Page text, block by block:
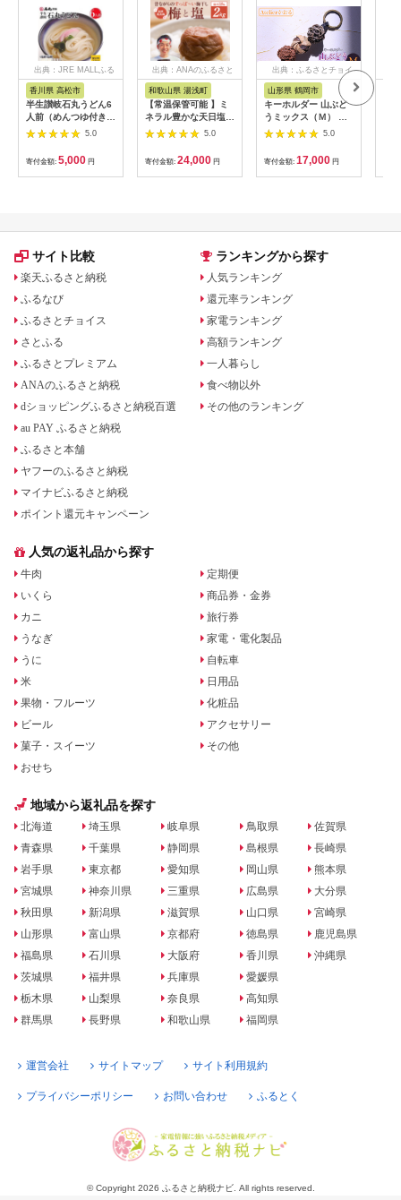
出典：JRE MALLふる
さと納税
香川県 高松市
半生讃岐石丸うどん6
人前（めんつゆ付き）
麺300g×2袋
5.0
寄付金額: 5,000 円
出典：ANAのふるさと
和歌山県 湯浅町
【常温保管可能 】ミ
ネラル豊かな天日塩だ
けで漬けた無添加梅干
し2kg 梅ボーイズ｜
B201_EP6024
5.0
寄付金額: 24,000 円
出典：ふるさとチョイ
山形県 鶴岡市
キーホルダー 山ぶど
うミックス（Ｍ） 山
形県鶴岡市 アトリエ
かおる | 山葡萄 雑貨
キーホルダー ギフト
贈り物 お取り寄せ 返
礼品
5.0
寄付金額: 17,000 円
サイト比較
楽天ふるさと納税
ふるなび
ふるさとチョイス
さとふる
ふるさとプレミアム
ANAのふるさと納税
dショッピングふるさと納税百選
au PAY ふるさと納税
ふるさと本舗
ヤフーのふるさと納税
マイナビふるさと納税
ポイント還元キャンペーン
ランキングから探す
人気ランキング
還元率ランキング
家電ランキング
高額ランキング
一人暮らし
食べ物以外
その他のランキング
人気の返礼品から探す
牛肉
いくら
カニ
うなぎ
うに
米
果物・フルーツ
ビール
菓子・スイーツ
おせち
定期便
商品券・金券
旅行券
家電・電化製品
自転車
日用品
化粧品
アクセサリー
その他
地域から返礼品を探す
北海道
青森県
岩手県
宮城県
秋田県
山形県
福島県
茨城県
栃木県
群馬県
埼玉県
千葉県
東京都
神奈川県
新潟県
富山県
石川県
福井県
山梨県
長野県
岐阜県
静岡県
愛知県
三重県
滋賀県
京都府
大阪府
兵庫県
奈良県
和歌山県
鳥取県
島根県
岡山県
広島県
山口県
徳島県
香川県
愛媛県
高知県
福岡県
佐賀県
長崎県
熊本県
大分県
宮崎県
鹿児島県
沖縄県
運営会社 サイトマップ サイト利用規約
プライバシーポリシー お問い合わせ ふるとく
© Copyright 2026 ふるさと納税ナビ. All rights reserved.